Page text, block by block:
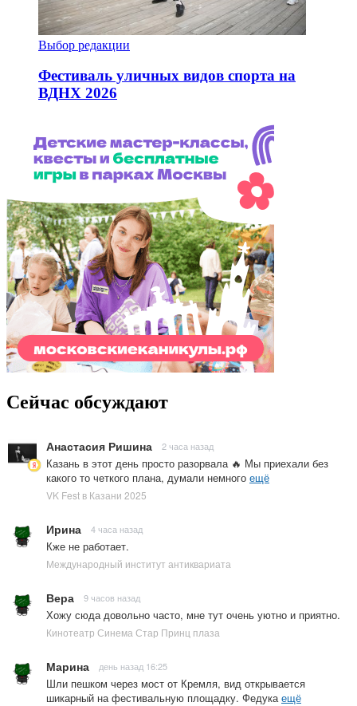
Выбор редакции
Фестиваль уличных видов спорта на
ВДНХ 2026
Сейчас обсуждают
Анастасия Ришина 2 часа назад
Казань в этот день просто разорвала 🔥 Мы приехали без
какого то четкого плана, думали немного ещё
VK Fest в Казани 2025
Ирина 4 часа назад
Кже не работает.
Международный институт антиквариата
Вера 9 часов назад
Хожу сюда довольно часто, мне тут очень уютно и приятно.
Кинотеатр Синема Стар Принц плаза
Марина день назад 16:25
Шли пешком через мост от Кремля, вид открывается
шикарный на фестивальную площадку. Федукаещё